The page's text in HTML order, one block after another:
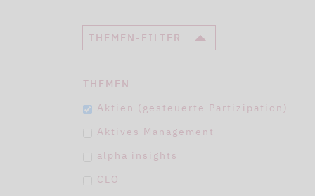
THEMEN-FILTER
THEMEN
Aktien (gesteuerte Partizipation)
Aktives Management
alpha insights
CLO